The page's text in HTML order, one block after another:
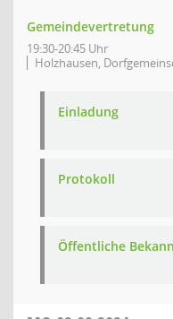
Gemeindevertretung
19:30-20:45 Uhr
Holzhausen,
Einladung
Protokoll
Öffentliche